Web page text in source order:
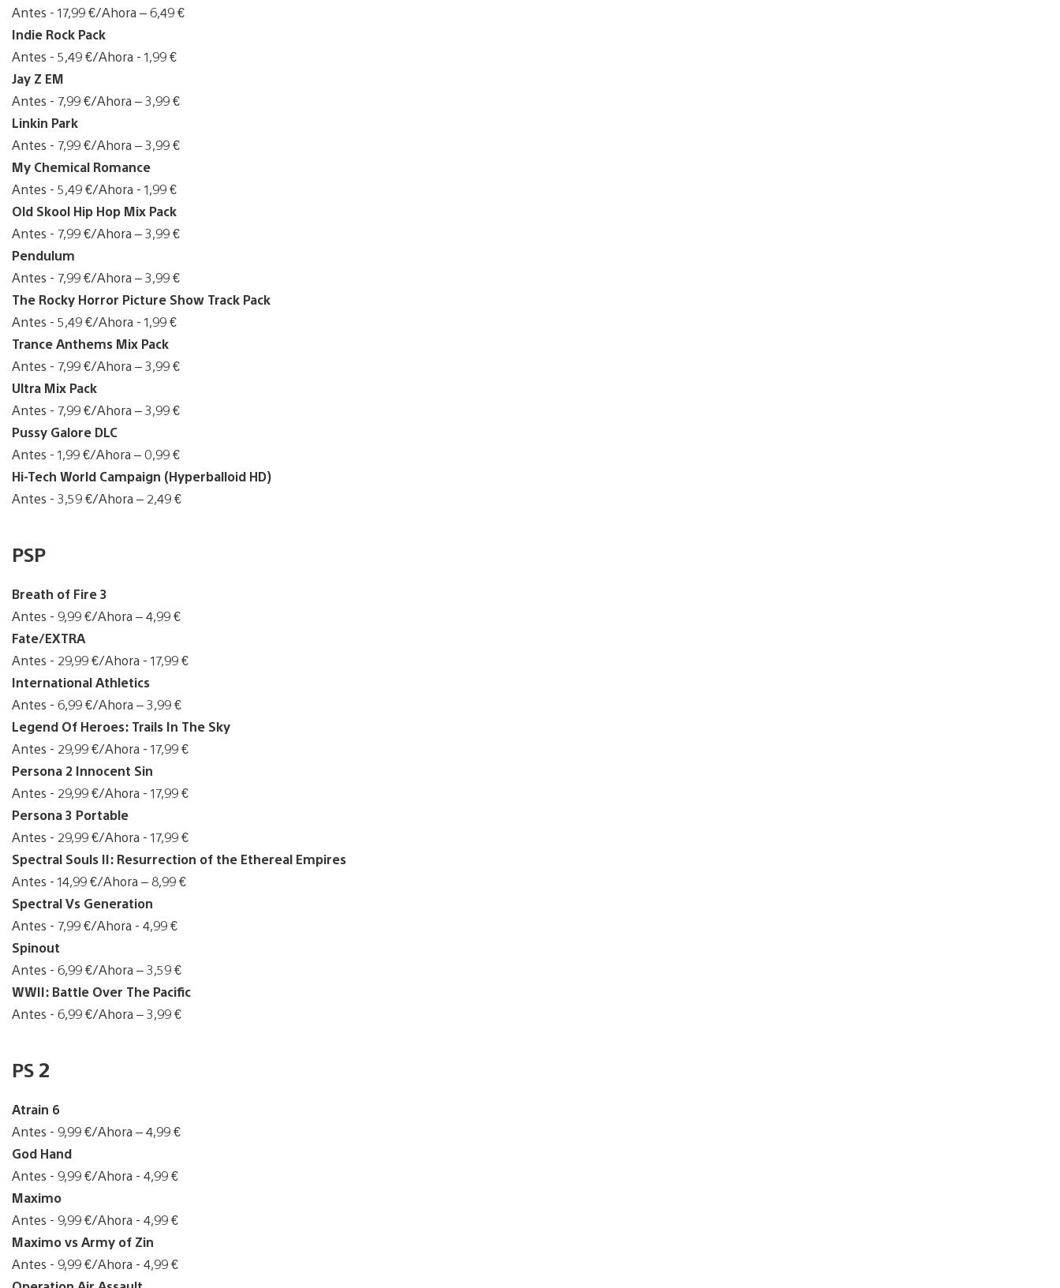
Antes - 17,99 €/Ahora – 6,49 €
Indie Rock Pack
Antes - 5,49 €/Ahora - 1,99 €
Jay Z EM
Antes - 7,99 €/Ahora – 3,99 €
Linkin Park
Antes - 7,99 €/Ahora – 3,99 €
My Chemical Romance
Antes - 5,49 €/Ahora - 1,99 €
Old Skool Hip Hop Mix Pack
Antes - 7,99 €/Ahora – 3,99 €
Pendulum
Antes - 7,99 €/Ahora – 3,99 €
The Rocky Horror Picture Show Track Pack
Antes - 5,49 €/Ahora - 1,99 €
Trance Anthems Mix Pack
Antes - 7,99 €/Ahora – 3,99 €
Ultra Mix Pack
Antes - 7,99 €/Ahora – 3,99 €
Pussy Galore DLC
Antes - 1,99 €/Ahora – 0,99 €
Hi-Tech World Campaign (Hyperballoid HD)
Antes - 3,59 €/Ahora – 2,49 €
PSP
Breath of Fire 3
Antes - 9,99 €/Ahora – 4,99 €
Fate/EXTRA
Antes - 29,99 €/Ahora - 17,99 €
International Athletics
Antes - 6,99 €/Ahora – 3,99 €
Legend Of Heroes: Trails In The Sky
Antes - 29,99 €/Ahora - 17,99 €
Persona 2 Innocent Sin
Antes - 29,99 €/Ahora - 17,99 €
Persona 3 Portable
Antes - 29,99 €/Ahora - 17,99 €
Spectral Souls II: Resurrection of the Ethereal Empires
Antes - 14,99 €/Ahora – 8,99 €
Spectral Vs Generation
Antes - 7,99 €/Ahora - 4,99 €
Spinout
Antes - 6,99 €/Ahora – 3,59 €
WWII: Battle Over The Pacific
Antes - 6,99 €/Ahora – 3,99 €
PS 2
Atrain 6
Antes - 9,99 €/Ahora – 4,99 €
God Hand
Antes - 9,99 €/Ahora - 4,99 €
Maximo
Antes - 9,99 €/Ahora - 4,99 €
Maximo vs Army of Zin
Antes - 9,99 €/Ahora - 4,99 €